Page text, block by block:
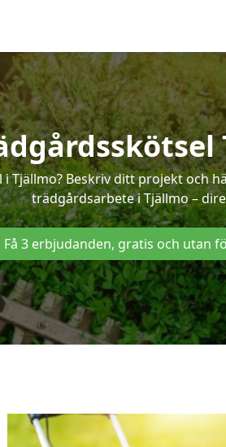
Tjällmo? Beskriv ditt projekt och
trädgårdsarbete i Tjällmo –
Få 3 erbjudanden, gratis och utan